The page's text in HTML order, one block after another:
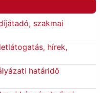
szakmai
hírek,
határidő